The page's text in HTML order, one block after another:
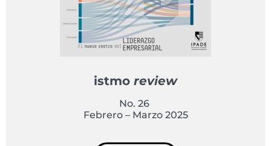
istmo review
No. 26
Febrero – Marzo 2025